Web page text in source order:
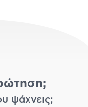
ψάχνεις;